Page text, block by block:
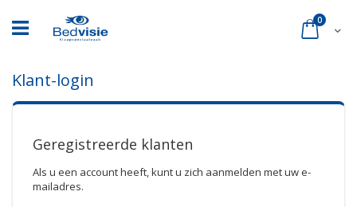
naar
de
Cart
0
Klant-login
Geregistreerde klanten
Als u een account heeft, kunt u zich aanmelden met uw e-
mailadres.